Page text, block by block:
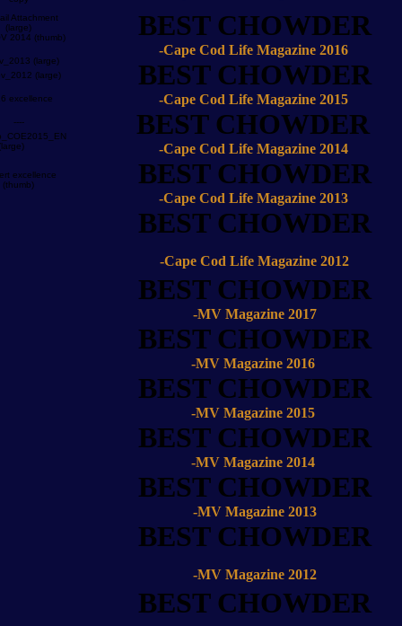
BEST CHOWDER
-Cape Cod Life Magazine 2016
BEST CHOWDER
-Cape Cod Life Magazine 2015
BEST CHOWDER
-Cape Cod Life Magazine 2014
BEST CHOWDER
-Cape Cod Life Magazine 2013
BEST CHOWDER
-Cape Cod Life Magazine 2012
BEST CHOWDER
-MV Magazine 2017
BEST CHOWDER
-MV Magazine 2016
BEST CHOWDER
-MV Magazine 2015
BEST CHOWDER
-MV Magazine 2014
BEST CHOWDER
-MV Magazine 2013
BEST CHOWDER
-MV Magazine 2012
BEST CHOWDER